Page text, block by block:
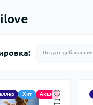
Хит Акция